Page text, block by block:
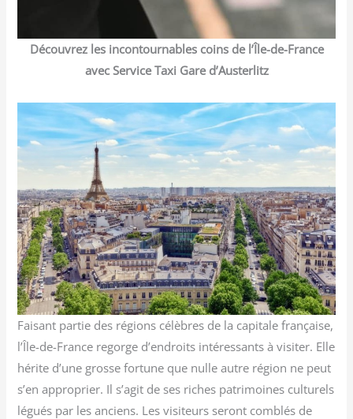
Découvrez les incontournables coins de l’Île-de-France
avec Service Taxi Gare d’Austerlitz
Faisant partie des régions célèbres de la capitale française,
l’Île-de-France regorge d’endroits intéressants à visiter. Elle
hérite d’une grosse fortune que nulle autre région ne peut
s’en approprier. Il s’agit de ses riches patrimoines culturels
légués par les anciens. Les visiteurs seront comblés de